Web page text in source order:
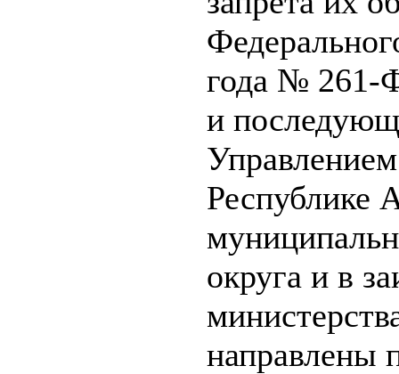
года № 261-
и
Республике
округа и в
направлены